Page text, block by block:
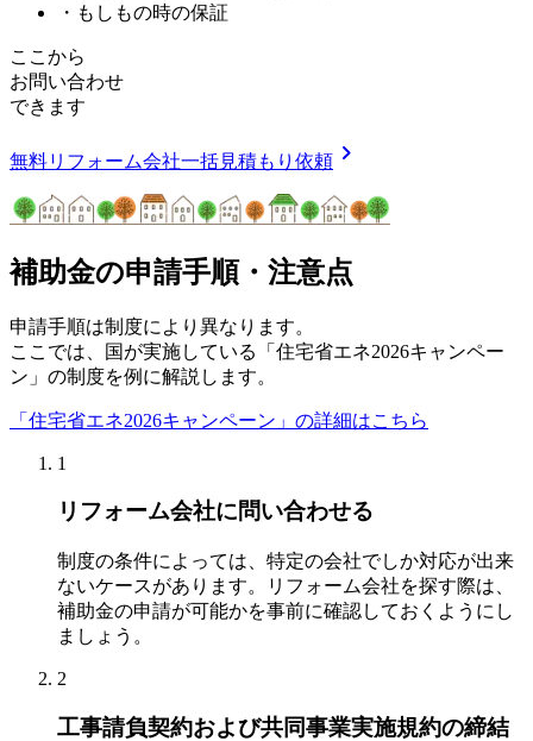
・もしもの時の保証
ここから
お問い合わせ
できます
無料リフォーム会社一括見積もり依頼 chevron_right
補助金の申請手順・注意点
申請手順は制度により異なります。
ここでは、国が実施している「住宅省エネ2026キャンペー
ン」の制度を例に解説します。
「住宅省エネ2026キャンペーン」の詳細はこちら
1
リフォーム会社に問い合わせる
制度の条件によっては、特定の会社でしか対応が出来
ないケースがあります。リフォーム会社を探す際は、
補助金の申請が可能かを事前に確認しておくようにし
ましょう。
2
工事請負契約および共同事業実施規約の締結